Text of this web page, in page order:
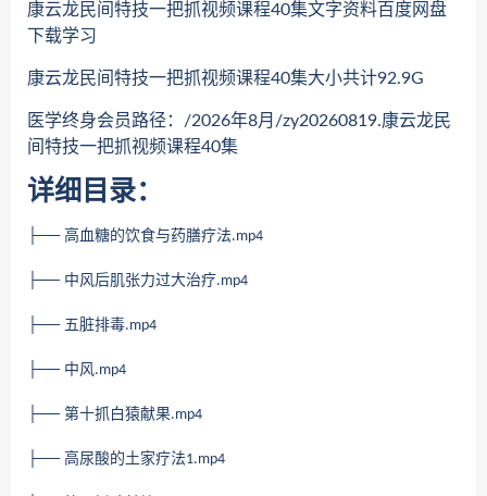
康云龙民间特技一把抓视频课程40集文字资料百度网盘
下载学习
康云龙民间特技一把抓视频课程40集大小共计92.9G
医学终身会员路径：/2026年8月/zy20260819.康云龙民
间特技一把抓视频课程40集
详细目录：
├── 高血糖的饮食与药膳疗法.mp4
├── 中风后肌张力过大治疗.mp4
├── 五脏排毒.mp4
├── 中风.mp4
├── 第十抓白猿献果.mp4
├── 高尿酸的土家疗法1.mp4